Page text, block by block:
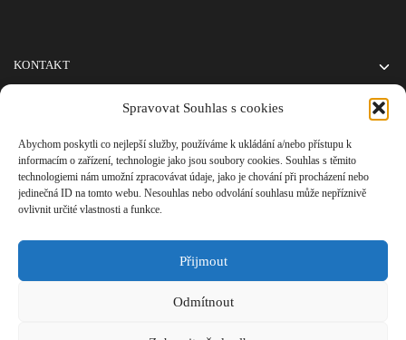
Spravovat Souhlas s cookies
Abychom poskytli co nejlepší služby, používáme k ukládání a/nebo přístupu k
informacím o zařízení, technologie jako jsou soubory cookies. Souhlas s těmito
technologiemi nám umožní zpracovávat údaje, jako je chování při procházení nebo
jedinečná ID na tomto webu. Nesouhlas nebo odvolání souhlasu může nepříznivě
ovlivnit určité vlastnosti a funkce.
Přijmout
Odmítnout
KONTAKT
UŽITEČNÉ INFORMACE
E-SHOP